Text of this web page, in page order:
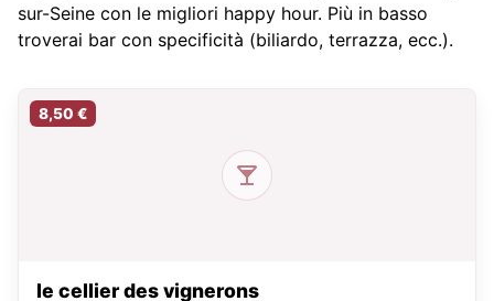
sur-Seine con le migliori happy hour. Più in basso
troverai bar con specificità (biliardo, terrazza, ecc.).
8,50 €
le cellier des vignerons